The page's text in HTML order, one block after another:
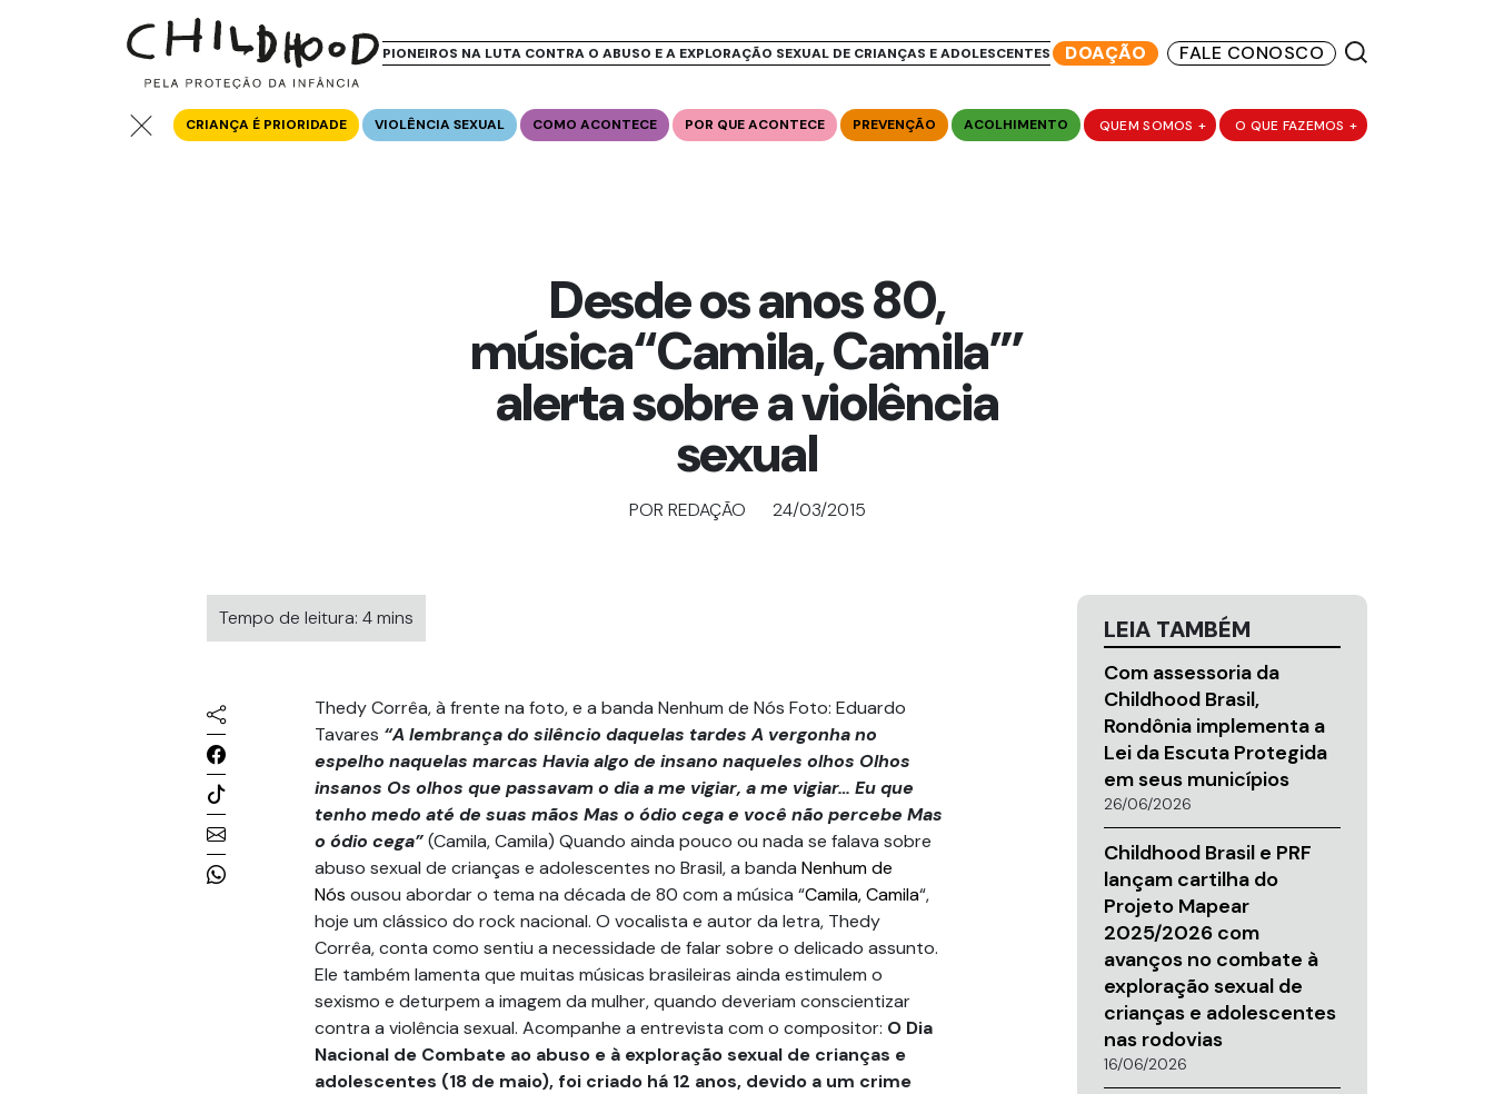
PIONEIROS NA LUTA CONTRA O ABUSO E A EXPLORAÇÃO SEXUAL DE CRIANÇAS E ADOLESCENTES DOAÇÃO FALE CONOSCO
CRIANÇA É PRIORIDADE VIOLÊNCIA SEXUAL COMO ACONTECE POR QUE ACONTECE PREVENÇÃO ACOLHIMENTO QUEM SOMOS + O QUE FAZEMOS +
Desde os anos 80,
música“Camila, Camila”’
alerta sobre a violência
sexual
POR REDAÇÃO 24/03/2015
Tempo de leitura: 4 mins
Thedy Corrêa, à frente na foto, e a banda Nenhum de Nós Foto: Eduardo
Tavares “A lembrança do silêncio daquelas tardes A vergonha no
espelho naquelas marcas Havia algo de insano naqueles olhos Olhos
insanos Os olhos que passavam o dia a me vigiar, a me vigiar… Eu que
tenho medo até de suas mãos Mas o ódio cega e você não percebe Mas
o ódio cega”(Camila, Camila) Quando ainda pouco ou nada se falava sobre
abuso sexual de crianças e adolescentes no Brasil, a banda Nenhum de
Nós ousou abordar o tema na década de 80 com a música “Camila, Camila“,
hoje um clássico do rock nacional. O vocalista e autor da letra, Thedy
Corrêa, conta como sentiu a necessidade de falar sobre o delicado assunto.
Ele também lamenta que muitas músicas brasileiras ainda estimulem o
sexismo e deturpem a imagem da mulher, quando deveriam conscientizar
contra a violência sexual. Acompanhe a entrevista com o compositor: O Dia
Nacional de Combate ao abuso e à exploração sexual de crianças e
adolescentes (18 de maio), foi criado há 12 anos, devido a um crime
LEIA TAMBÉM
Com assessoria da
Childhood Brasil,
Rondônia implementa a
Lei da Escuta Protegida
em seus municípios
26/06/2026
Childhood Brasil e PRF
lançam cartilha do
Projeto Mapear
2025/2026 com
avanços no combate à
exploração sexual de
crianças e adolescentes
nas rodovias
16/06/2026